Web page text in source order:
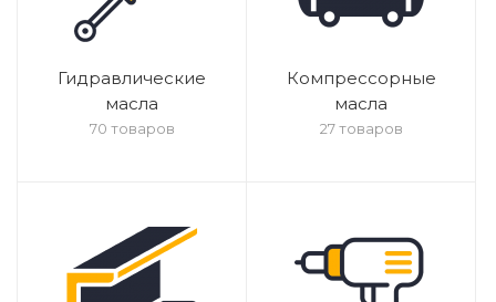
Гидравлические
масла
70 товаров
Компрессорные
масла
27 товаров